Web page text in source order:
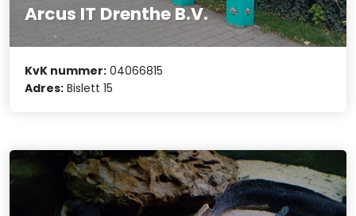
Arcus IT Drenthe B.V.
KvK nummer: 04066815
Adres: Bislett 15